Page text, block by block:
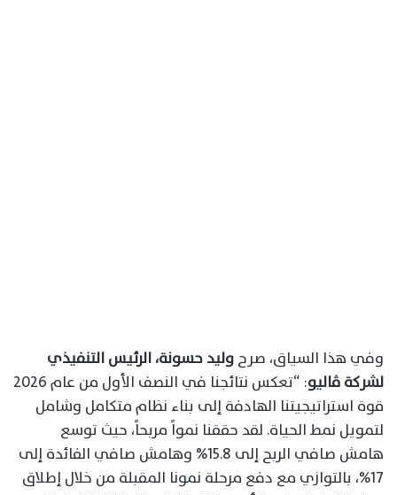
وفي هذا السياق، صرحوليد حسونة، الرئيس التنفيذي
لشركة ڤاليو
: “تعكس نتائجنا في النصف الأول من عام 2026
قوة استراتيجيتنا الهادفة إلى بناء نظام متكامل وشامل
لتمويل نمط الحياة. لقد حققنا نمواً مربحاً، حيث توسع
هامش صافي الربح إلى 15.8% وهامش صافي الفائدة إلى
17%، بالتوازي مع دفع مرحلة نمونا المقبلة من خلال إطلاق